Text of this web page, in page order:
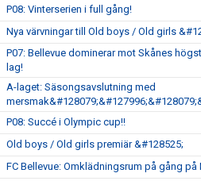
P08: Vinterserien i full gång!
Nya värvningar till Old boys / Old girls
P07: Bellevue dominerar mot Skånes
lag!
A-laget: Säsongsavslutning med
P08: Succé i Olympic cup!!
Old boys / Old girls premiär &#128525;
FC Bellevue: Omklädningsrum på gång på